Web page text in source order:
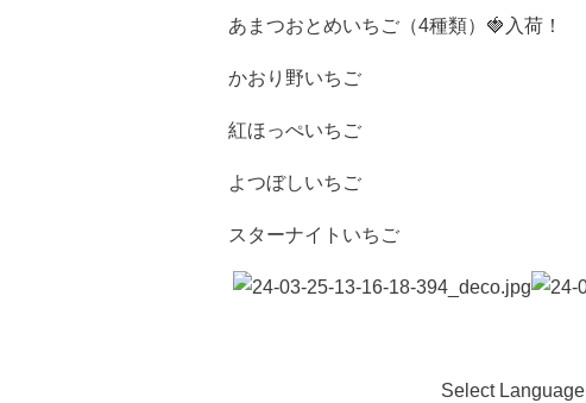
あまつおとめいちご（4種類）🍓入荷！
かおり野いちご
紅ほっぺいちご
よつぼしいちご
スターナイトいちご
Select Language